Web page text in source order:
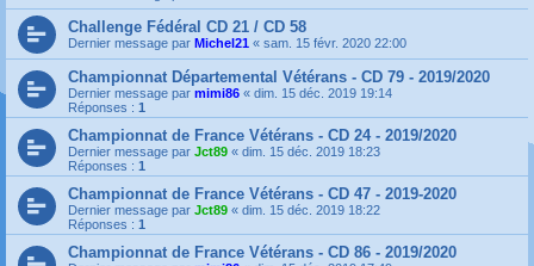
Challenge Fédéral CD 21 / CD 58
Dernier message par Michel21 « sam. 15 févr. 2020 22:00
Championnat Départemental Vétérans - CD 79 - 2019/2020
Dernier message par mimi86 « dim. 15 déc. 2019 19:14
Réponses : 1
Championnat de France Vétérans - CD 24 - 2019/2020
Dernier message par Jct89 « dim. 15 déc. 2019 18:23
Réponses : 1
Championnat de France Vétérans - CD 47 - 2019-2020
Dernier message par Jct89 « dim. 15 déc. 2019 18:22
Réponses : 1
Championnat de France Vétérans - CD 86 - 2019/2020